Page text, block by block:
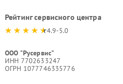
Рейтинг сервисного центра
4.9-5.0
ООО "Русервис"
ИНН 7702633247
ОГРН 1077746335776